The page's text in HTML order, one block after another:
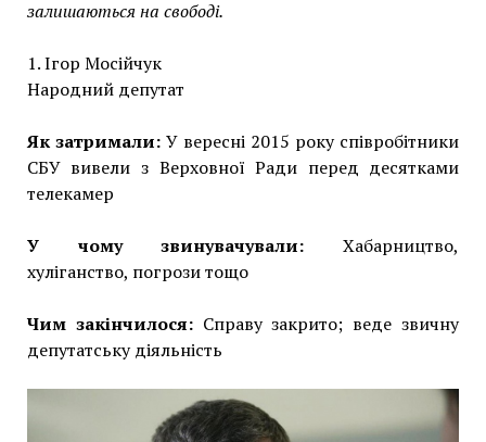
залишаються на свободі.
1. Ігор Мосійчук
Народний депутат
Як затримали: У вересні 2015 року співробітники
СБУ вивели з Верховної Ради перед десятками
телекамер
У чому звинувачували:Хабарництво,
хуліганство, погрози тощо
Чим закінчилося: Справу закрито; веде звичну
депутатську діяльність